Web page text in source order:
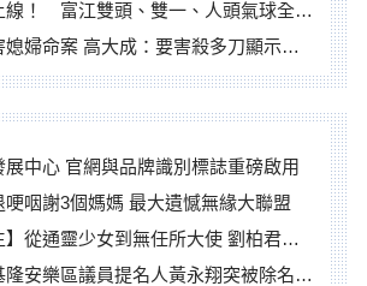
線！ 富江雙頭、雙一、人頭氣球全登場
婦命案 高大成：要害殺多刀顯示怨恨深
展中心 官網與品牌識別標誌重磅啟用
咽謝3個媽媽 最大遺憾無緣大聯盟
靈少女到無任所大使 劉柏君女裁判人生國際發光
樂區議員提名人黃永翔突被除名 將另提他人